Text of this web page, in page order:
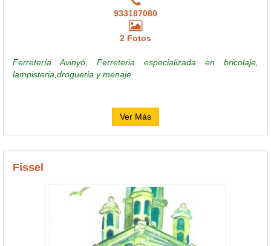
933187080
2 Fotos
Ferretería Avinyó, Ferreteria especializada en bricolaje,
lampisteria,drogueria y menaje
Ver Más
Fissel